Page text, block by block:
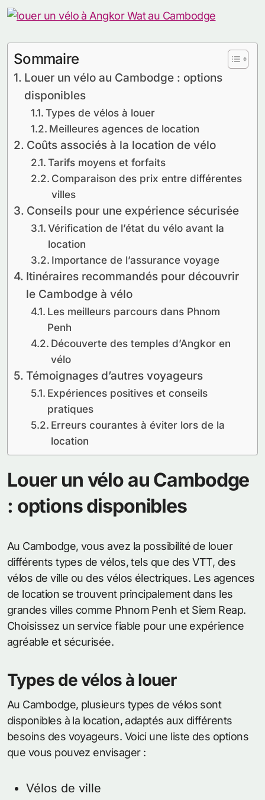
Sommaire
Louer un vélo au Cambodge : options
disponibles
Types de vélos à louer
Meilleures agences de location
Coûts associés à la location de vélo
Tarifs moyens et forfaits
Comparaison des prix entre différentes
villes
Conseils pour une expérience sécurisée
Vérification de l’état du vélo avant la
location
Importance de l’assurance voyage
Itinéraires recommandés pour découvrir
le Cambodge à vélo
Les meilleurs parcours dans Phnom
Penh
Découverte des temples d’Angkor en
vélo
Témoignages d’autres voyageurs
Expériences positives et conseils
pratiques
Erreurs courantes à éviter lors de la
location
Louer un vélo au Cambodge
: options disponibles
Au Cambodge, vous avez la possibilité de louer
différents types de vélos, tels que des VTT, des
vélos de ville ou des vélos électriques. Les agences
de location se trouvent principalement dans les
grandes villes comme Phnom Penh et Siem Reap.
Choisissez un service fiable pour une expérience
agréable et sécurisée.
Types de vélos à louer
Au Cambodge, plusieurs types de vélos sont
disponibles à la location, adaptés aux différents
besoins des voyageurs. Voici une liste des options
que vous pouvez envisager :
Vélos de ville